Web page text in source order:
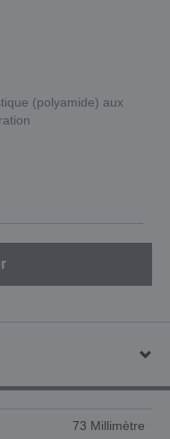
(polyamide) aux
73 Millimètre